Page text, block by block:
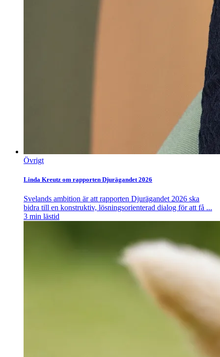
Övrigt
Linda Kreutz om rapporten Djurägandet 2026
Svelands ambition är att rapporten Djurägandet 2026 ska
bidra till en konstruktiv, lösningsorienterad dialog för att få ...
3 min lästid